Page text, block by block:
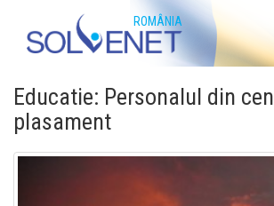
ROMÂNIA
Educatie: Personalul din
plasament